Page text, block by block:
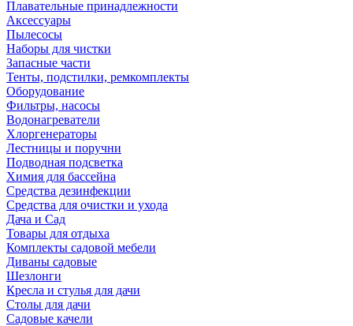
Плавательные принадлежности
Аксессуары
Пылесосы
Наборы для чистки
Запасные части
Тенты, подстилки, ремкомплекты
Оборудование
Фильтры, насосы
Водонагреватели
Хлоргенераторы
Лестницы и поручни
Подводная подсветка
Химия для бассейна
Средства дезинфекции
Средства для очистки и ухода
Дача и Сад
Товары для отдыха
Комплекты садовой мебели
Диваны садовые
Шезлонги
Кресла и стулья для дачи
Столы для дачи
Садовые качели